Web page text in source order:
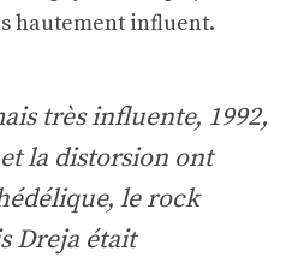
hautement influent.
très influente, 1992,
la distorsion ont
le rock
Dreja était